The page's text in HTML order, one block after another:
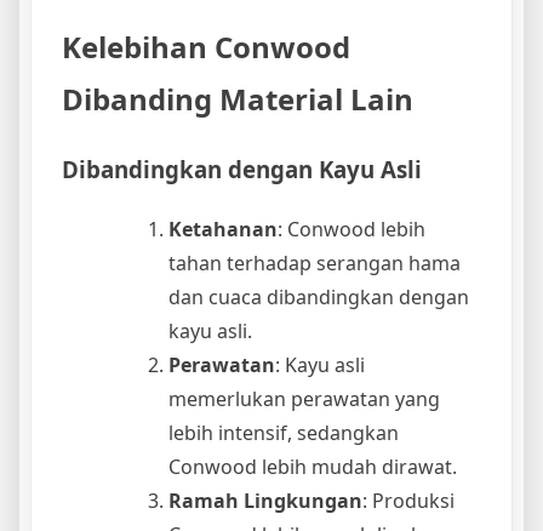
Kelebihan Conwood
Dibanding Material Lain
Dibandingkan dengan Kayu Asli
Ketahanan: Conwood lebih
tahan terhadap serangan hama
dan cuaca dibandingkan dengan
kayu asli.
Perawatan: Kayu asli
memerlukan perawatan yang
lebih intensif, sedangkan
Conwood lebih mudah dirawat.
Ramah Lingkungan: Produksi